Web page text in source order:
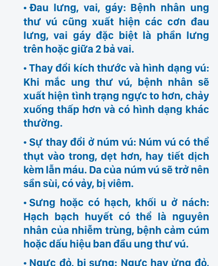
Đau lưng, vai, gáy: Bệnh nhân ung
thư vú cũng xuất hiện các cơn đau
lưng, vai gáy đặc biệt là phần lưng
trên hoặc giữa 2 bả vai.
Thay đổi kích thước và hình dạng vú:
Khi mắc ung thư vú, bệnh nhân sẽ
xuất hiện tình trạng ngực to hơn, chảy
xuống thấp hơn và có hình dạng khác
thường.
Sự thay đổi ở núm vú: Núm vú có thể
thụt vào trong, dẹt hơn, hay tiết dịch
kèm lẫn máu. Da của núm vú sẽ trở nên
sần sùi, có vảy, bị viêm.
Sưng hoặc có hạch, khối u ở nách:
Hạch bạch huyết có thể là nguyên
nhân của nhiễm trùng, bệnh cảm cúm
hoặc dấu hiệu ban đầu ung thư vú.
Ngực đỏ, bị sưng: Ngực hay ửng đỏ,